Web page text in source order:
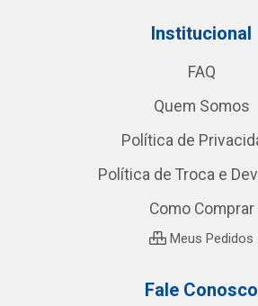
Institucional
FAQ
Quem Somos
Política de
Política de Troca e
Como Comprar
Meus Pedidos
Fale Conosco